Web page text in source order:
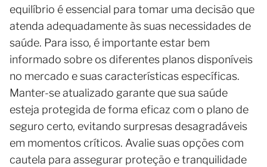
equilíbrio é essencial para tomar uma decisão que
atenda adequadamente às suas necessidades de
saúde. Para isso, é importante estar bem
informado sobre os diferentes planos disponíveis
no mercado e suas características específicas.
Manter-se atualizado garante que sua saúde
esteja protegida de forma eficaz com o plano de
seguro certo, evitando surpresas desagradáveis
em momentos críticos. Avalie suas opções com
cautela para assegurar proteção e tranquilidade